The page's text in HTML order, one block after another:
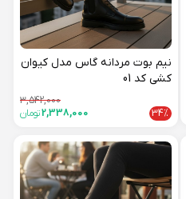
نیم بوت مردانه گاس مدل کیوان
کشی کد 01
3,542,000
34%
2,338,000تومان